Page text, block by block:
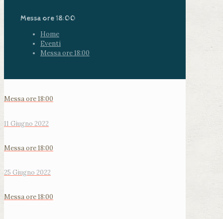
Messa ore 18:00
Home
Eventi
Messa ore 18:00
Messa ore 18:00
11 Giugno 2022
Messa ore 18:00
25 Giugno 2022
Messa ore 18:00